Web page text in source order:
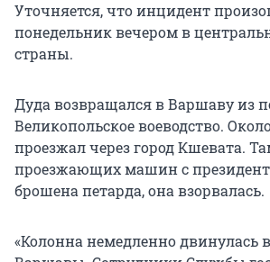
Уточняется, что инцидент
понедельник вечером в
страны.
Дуда возвращался в Варшаву из
Великопольское воеводство.
проезжал через город Кшевата.
проезжающих машин с
брошена петарда, она взорвалась.
«Колонна немедленно двинулась